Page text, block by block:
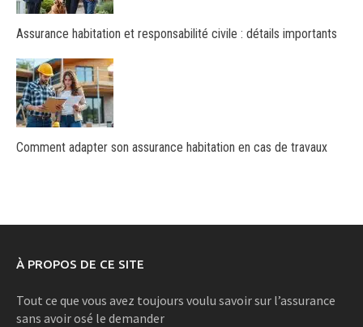
Assurance habitation et responsabilité civile : détails importants
Comment adapter son assurance habitation en cas de travaux
À PROPOS DE CE SITE
Tout ce que vous avez toujours voulu savoir sur l’assurance
sans avoir osé le demander